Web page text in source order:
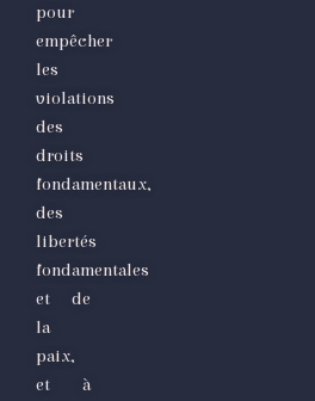
pour
empêcher
les
violations
des
droits
fondamentaux,
des
libertés
fondamentales
et de
la
paix,
et à